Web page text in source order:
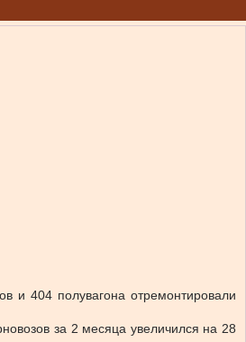
и 404 полувагона отремонтировали
за 2 месяца увеличился на 28